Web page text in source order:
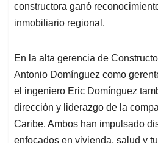
constructora ganó
inmobiliario regional.
En la alta gerencia de
Antonio Domínguez como
el ingeniero Eric Domínguez
dirección y liderazgo de la
Caribe. Ambos han impulsado
enfocados en vivienda, salud y